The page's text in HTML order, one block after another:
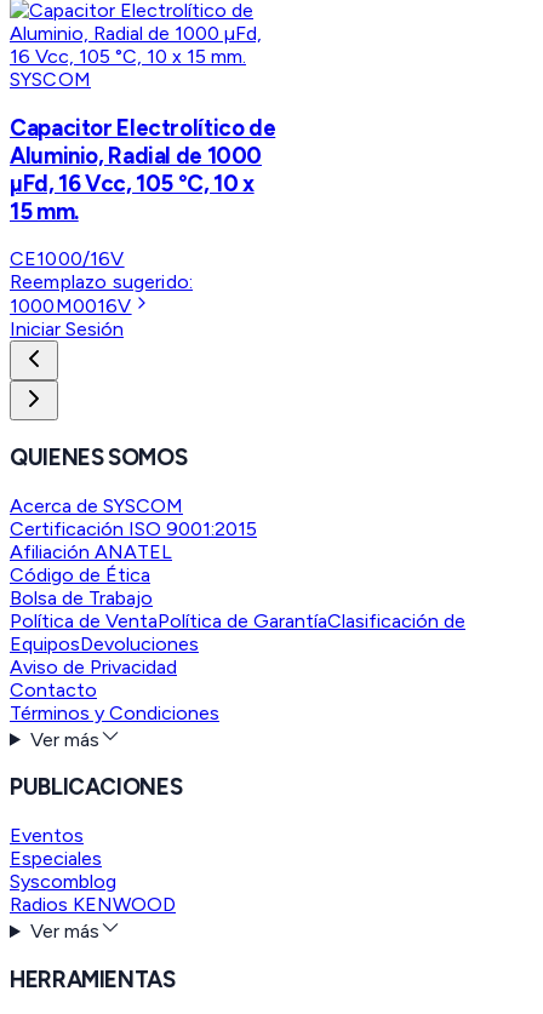
SYSCOM
Capacitor Electrolítico de
Aluminio, Radial de 1000
µFd, 16 Vcc, 105 °C, 10 x
15 mm.
CE1000/16V
Reemplazo sugerido:
1000M0016V
Iniciar Sesión
QUIENES SOMOS
Acerca de SYSCOM
Certificación ISO 9001:2015
Afiliación ANATEL
Código de Ética
Bolsa de Trabajo
Política de VentaPolítica de GarantíaClasificación de
EquiposDevoluciones
Aviso de Privacidad
Contacto
Términos y Condiciones
Ver más
PUBLICACIONES
Eventos
Especiales
Syscomblog
Radios KENWOOD
Ver más
HERRAMIENTAS